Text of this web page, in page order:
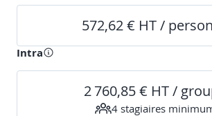
572,62 € HT /
Intra
2 760,85 € HT /
4 stagiaires